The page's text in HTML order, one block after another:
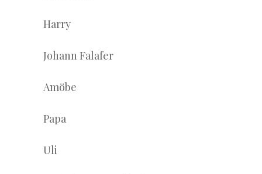
Harry
Johann Falafer
Amöbe
Papa
Uli